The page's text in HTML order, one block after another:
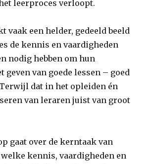
leerproces verloopt.
vaak een helder, gedeeld beeld
de kennis en vaardigheden
nodig hebben om hun
geven van goede lessen – goed
dat in het opleiden én
van leraren juist van groot
gaat over de kerntaak van
kennis, vaardigheden en